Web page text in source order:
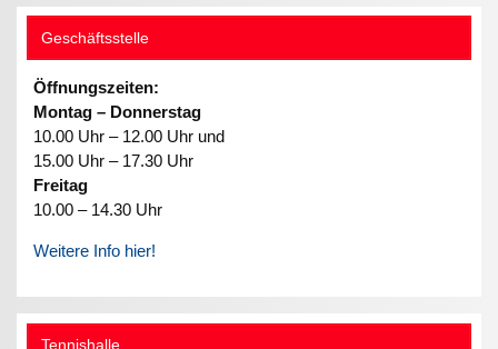
Geschäftsstelle
Öffnungszeiten:
Montag – Donnerstag
10.00 Uhr – 12.00 Uhr und
15.00 Uhr – 17.30 Uhr
Freitag
10.00 – 14.30 Uhr
Weitere Info hier!
Tennishalle